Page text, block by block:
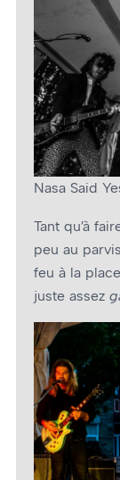
Nasa Said
Tant qu’à
peu au
feu à la
juste assez